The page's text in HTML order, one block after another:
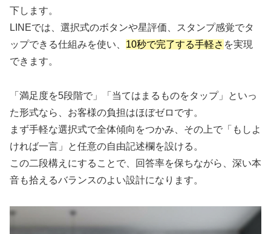
下します。
LINEでは、選択式のボタンや星評価、スタンプ感覚でタ
ップできる仕組みを使い、 10秒で完了する手軽さ を実現
できます。
「満足度を5段階で」「当てはまるものをタップ」といっ
た形式なら、お客様の負担はほぼゼロです。
まず手軽な選択式で全体傾向をつかみ、その上で「もしよ
ければ一言」と任意の自由記述欄を設ける。
この二段構えにすることで、回答率を保ちながら、深い本
音も拾えるバランスのよい設計になります。